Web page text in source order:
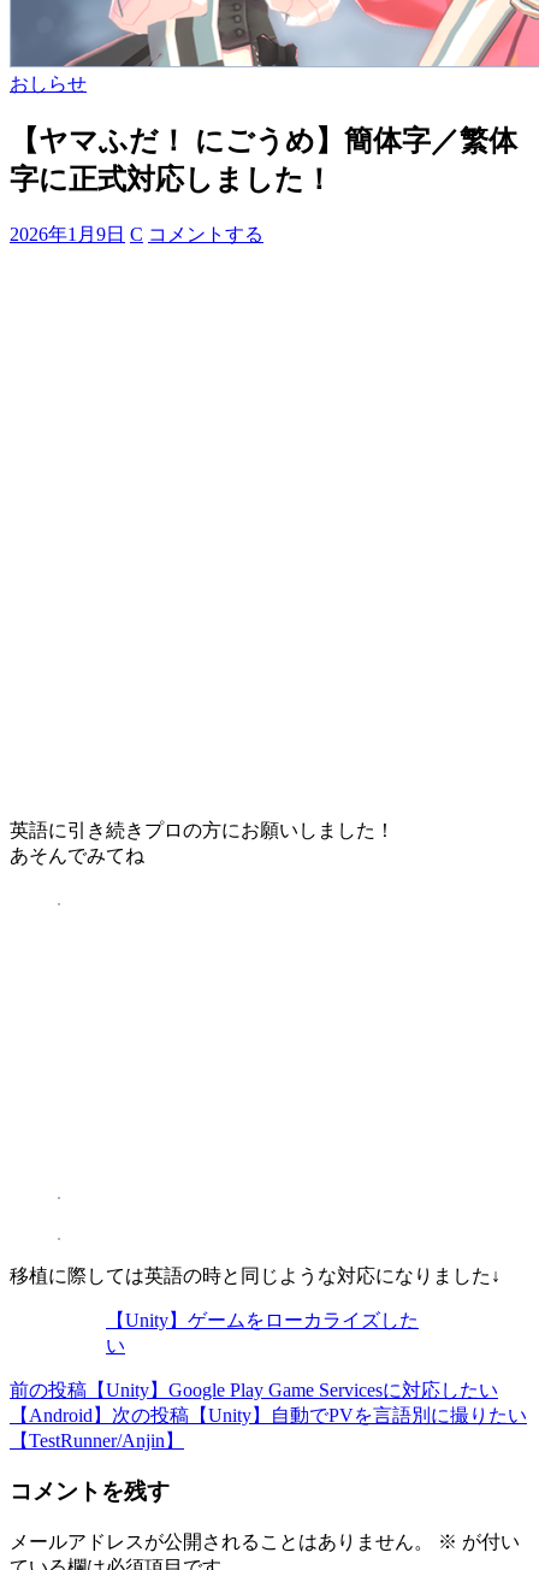
おしらせ
【ヤマふだ！ にごうめ】簡体字／繁体
字に正式対応しました！
2026年1月9日 C コメントする
英語に引き続きプロの方にお願いしました！
あそんでみてね
移植に際しては英語の時と同じような対応になりました↓
【Unity】ゲームをローカライズした
い
投
稿
ビ
ゲ
前の投稿 【Unity】Google Play Game Servicesに対応したい
【Android】 次の投稿 【Unity】自動でPVを言語別に撮りたい
【TestRunner/Anjin】
コメントを残す
メールアドレスが公開されることはありません。 ※ が付い